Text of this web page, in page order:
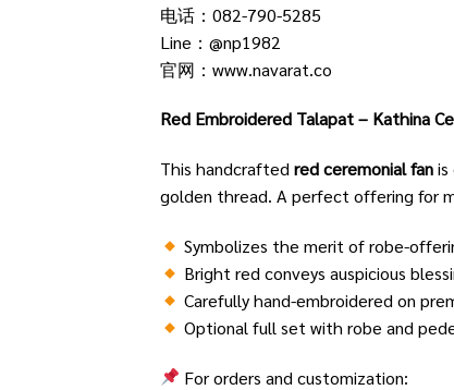
电话：082-790-5285
Line： @np1982
官网： www.navarat.co
Red Embroidered Talapat – Kathina
This handcrafted red ceremonial fanis
golden thread. A perfect offering for
Symbolizes the merit of robe-
Bright red conveys auspicious
Carefully hand-embroidered on
Optional full set with robe and
For orders and customization: